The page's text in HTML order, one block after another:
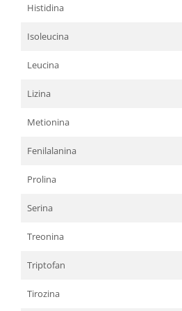
Histidina
Isoleucina
Leucina
Lizina
Metionina
Fenilalanina
Prolina
Serina
Treonina
Triptofan
Tirozina